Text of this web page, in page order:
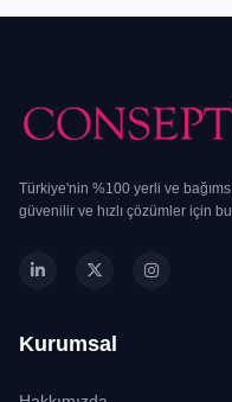
Türkiye'nin %100 yerli ve
güvenilir ve hızlı çözümler için
Kurumsal